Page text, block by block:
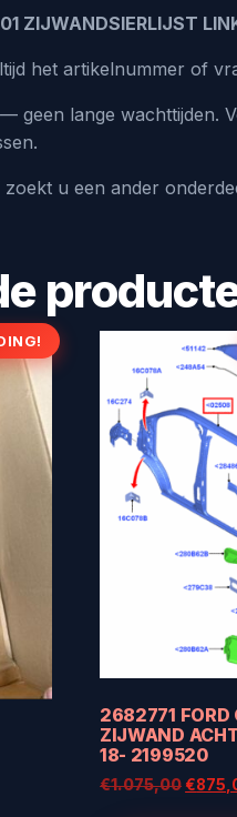
ZIJWANDSIERLIJST
het artikelnummer of
geen lange wachttijden.
u een ander
2682771 FORD
ZIJWAND
18- 2199520
€1.075,00€